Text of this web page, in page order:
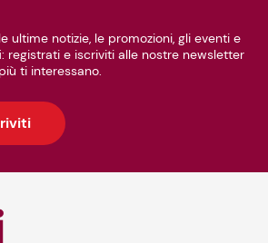
ultime notizie, le promozioni, gli eventi e
registrati e iscriviti alle nostre newsletter
ti interessano.